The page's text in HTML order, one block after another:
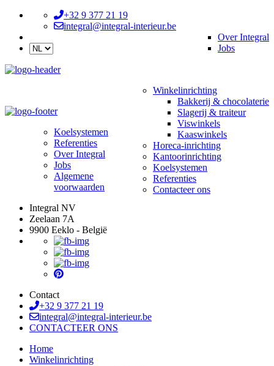
+32 9 377 21 19
integral@integral-interieur.be
Over Integral
Jobs
Winkelinrichting
Bakkerij & chocolaterie
Slagerij & traiteur
Viswinkels
Kaaswinkels
Horeca-inrichting
Kantoorinrichting
Koelsystemen
Referenties
Contacteer ons
Koelsystemen
Referenties
Over Integral
Jobs
Algemene
voorwaarden
Integral NV
Zeelaan 7A
9900 Eeklo - België
Contact
+32 9 377 21 19
integral@integral-interieur.be
CONTACTEER ONS
Home
Winkelinrichting